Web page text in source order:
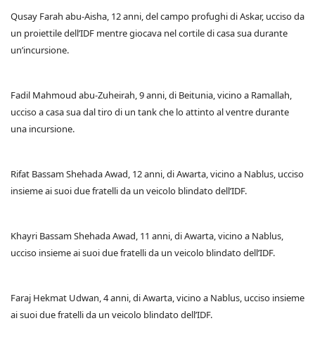
Qusay Farah abu-Aisha, 12 anni, del campo profughi di Askar, ucciso da
un proiettile dell’IDF mentre giocava nel cortile di casa sua durante
un’incursione.
Fadil Mahmoud abu-Zuheirah, 9 anni, di Beitunia, vicino a Ramallah,
ucciso a casa sua dal tiro di un tank che lo attinto al ventre durante
una incursione.
Rifat Bassam Shehada Awad, 12 anni, di Awarta, vicino a Nablus, ucciso
insieme ai suoi due fratelli da un veicolo blindato dell’IDF.
Khayri Bassam Shehada Awad, 11 anni, di Awarta, vicino a Nablus,
ucciso insieme ai suoi due fratelli da un veicolo blindato dell’IDF.
Faraj Hekmat Udwan, 4 anni, di Awarta, vicino a Nablus, ucciso insieme
ai suoi due fratelli da un veicolo blindato dell’IDF.